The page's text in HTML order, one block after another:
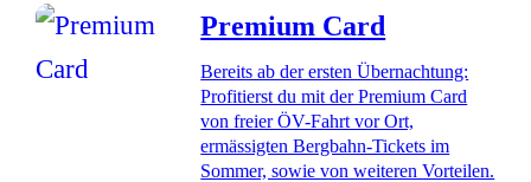
Premium Card
Bereits ab der ersten Übernachtung:
Profitierst du mit der Premium Card
von freier ÖV-Fahrt vor Ort,
ermässigten Bergbahn-Tickets im
Sommer, sowie von weiteren Vorteilen.